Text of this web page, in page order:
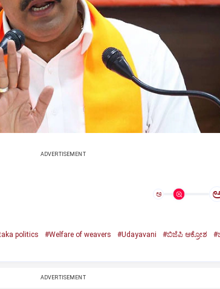
ADVERTISEMENT
ಅ
politics #Welfare of weavers #Udayavani #ಬಿಜೆಪಿ ಆಕ್ರೋಶ
ADVERTISEMENT